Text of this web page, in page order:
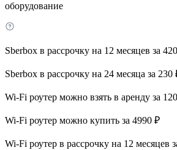
оборудование
Sberbox в рассрочку на 12 месяцев за
Sberbox в рассрочку на 24 месяца за 230
Wi-Fi роутер можно взять в аренду за
Wi-Fi роутер можно купить за 4990 ₽
Wi-Fi роутер в рассрочку на 12 месяцев